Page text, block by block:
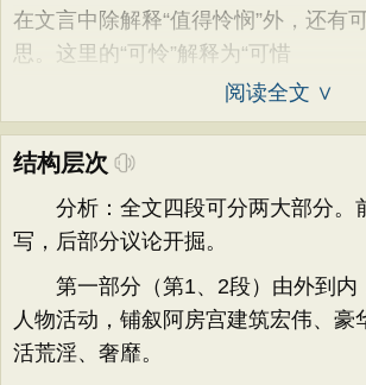
在文言中除解释“值得怜悯”外，还有
思。这里的“可怜”解释为“可惜
阅读全文 ∨
结构层次
分析：全文四段可分两大部分。
写，后部分议论开掘。
第一部分（第1、2段）由外到内
人物活动，铺叙阿房宫建筑宏伟、豪
活荒淫、奢靡。